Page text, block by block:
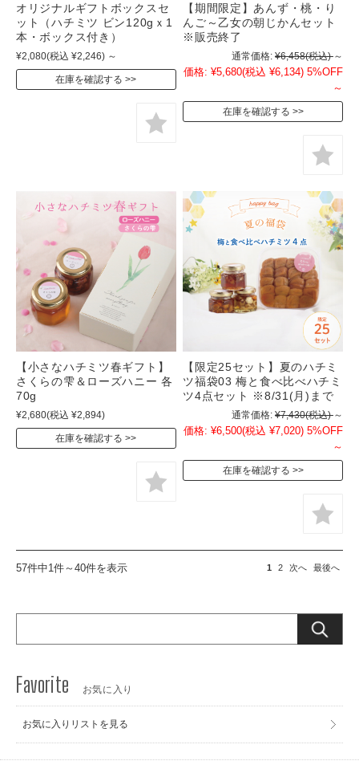
オリジナルギフトボックスセ
ット（ハチミツ ビン120gｘ1
本・ボックス付き）
¥2,080(税込 ¥2,246) ～
在庫を確認する
【期間限定】あんず・桃・り
んご～乙女の朝じかんセット
※販売終了
通常価格: ¥6,458(税込) ～
価格: ¥5,680(税込 ¥6,134) 5%OFF
～
在庫を確認する
【小さなハチミツ春ギフト】
さくらの雫＆ローズハニー 各
70g
¥2,680(税込 ¥2,894)
在庫を確認する
【限定25セット】夏のハチミ
ツ福袋03 梅と食べ比べハチミ
ツ4点セット ※8/31(月)まで
通常価格: ¥7,430(税込) ～
価格: ¥6,500(税込 ¥7,020) 5%OFF
～
在庫を確認する
57件中1件～40件を表示 1 2 次へ 最後へ
お気に入り
お気に入りリストを見る